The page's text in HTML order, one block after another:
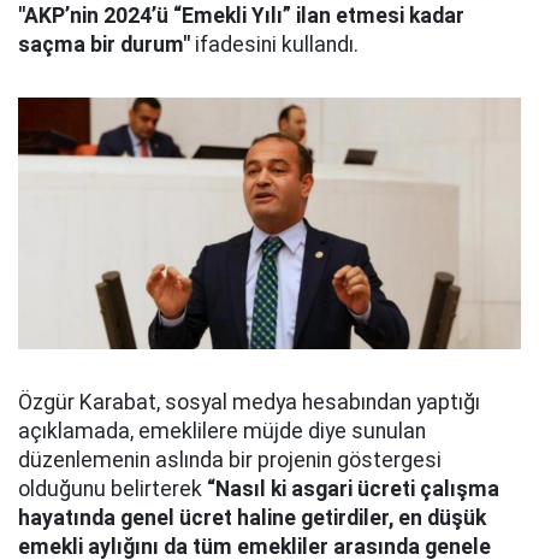
"AKP’nin 2024’ü “Emekli Yılı” ilan etmesi kadar
saçma bir durum" ifadesini kullandı.
Özgür Karabat, sosyal medya hesabından yaptığı
açıklamada, emeklilere müjde diye sunulan
düzenlemenin aslında bir projenin göstergesi
olduğunu belirterek “Nasıl ki asgari ücreti çalışma
hayatında genel ücret haline getirdiler, en düşük
emekli aylığını da tüm emekliler arasında genele